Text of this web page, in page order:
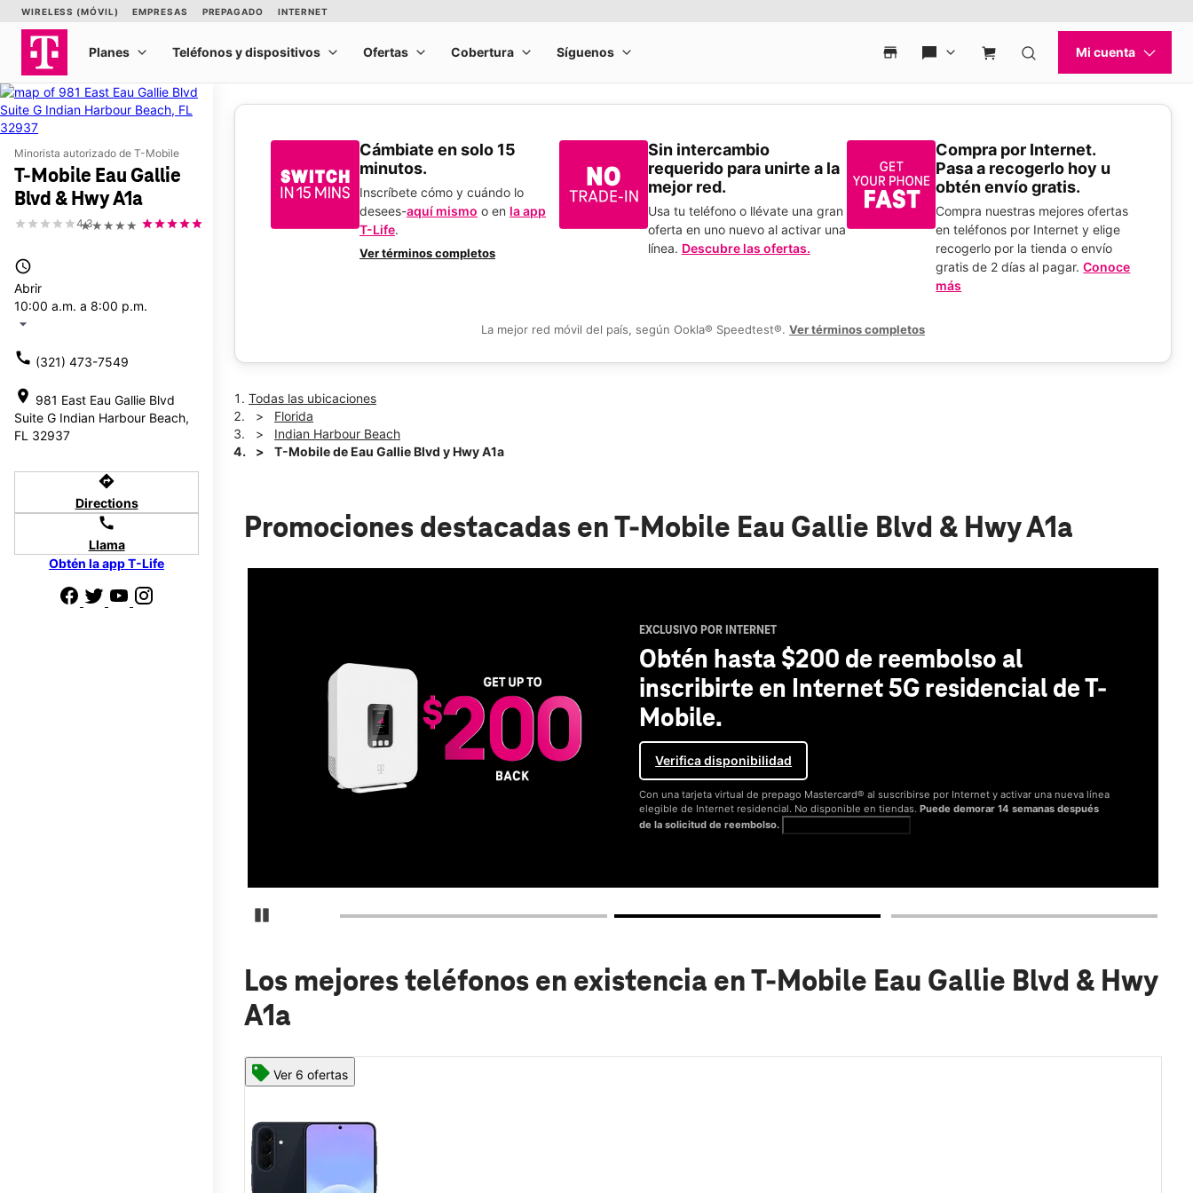
Minorista autorizado de T-Mobile
T-Mobile Eau Gallie
Blvd & Hwy A1a
★★★★★
4.3
access_time
Abrir
10:00 a.m. a 8:00 p.m.
arrow_drop_down
call (321) 473-7549
location_on 981 East Eau Gallie Blvd
Suite G Indian Harbour Beach,
FL 32937
directions
Directions
call
Llama
Obtén la app T-Life
​​​​​​​Cámbiate en solo 15
minutos.
Inscríbete cómo y cuándo lo
desees-aquí mismo o en la app
T-Life.
Ver términos completos
Sin intercambio
requerido para unirte a la
mejor red.
Usa tu teléfono o llévate una gran
oferta en uno nuevo al activar una
línea. Descubre las ofertas.
Compra por Internet.
Pasa a recogerlo hoy u
obtén envío gratis.
Compra nuestras mejores ofertas
en teléfonos por Internet y elige
recogerlo por la tienda o envío
gratis de 2 días al pagar.Conoce
más
La mejor red móvil del país, según Ookla® Speedtest®. Ver términos completos
Todas las ubicaciones
Florida
Indian Harbour Beach
T-Mobile de Eau Gallie Blvd y Hwy A1a
Promociones destacadas en T-Mobile Eau Gallie Blvd & Hwy A1a
Detener carrusel
EXCLUSIVO POR INTERNET
Obtén hasta $200 de reembolso al
inscribirte en Internet 5G residencial de T-
Mobile.
Verifica disponibilidad
Con una tarjeta virtual de prepago Mastercard® al suscribirse por Internet y activar una nueva línea
elegible de Internet residencial. No disponible en tiendas.Puede demorar 14 semanas después
de la solicitud de reembolso.
Los mejores teléfonos en existencia en T-Mobile Eau Gallie Blvd & Hwy
A1a
Ver 6 ofertas